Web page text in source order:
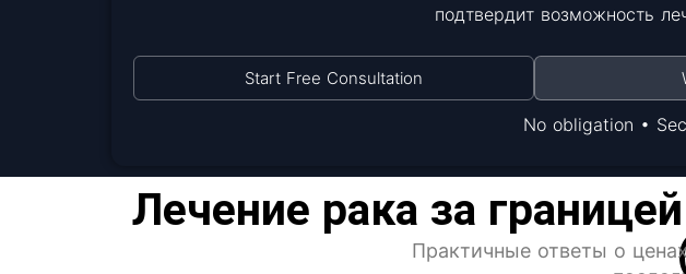
подтвердит возможность
Start Free Consultation
No obligation •
Лечение рака за
Практичные ответы о